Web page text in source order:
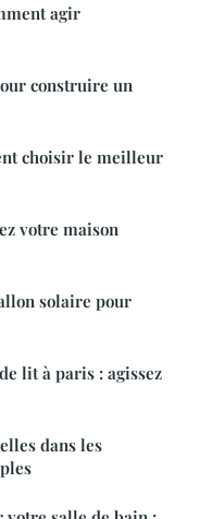
agir
construire un
choisir le meilleur
votre maison
solaire pour
lit à paris : agissez
dans les